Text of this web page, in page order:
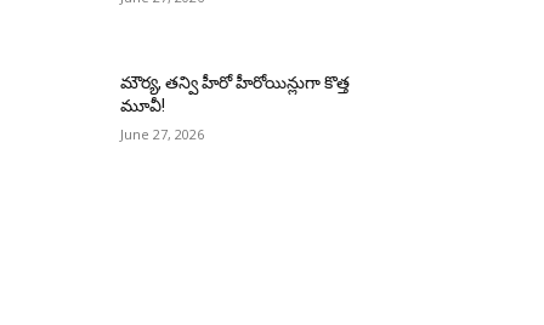
మౌర్య‌, త‌న్వి హీరో హీరోయిన్లుగా కొత్త
మూవీ!
June 27, 2026